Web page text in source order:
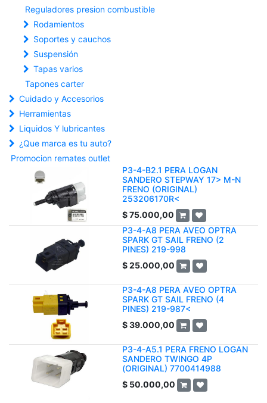
Reguladores presion combustible
Rodamientos
Soportes y cauchos
Suspensión
Tapas varios
Tapones carter
Cuidado y Accesorios
Herramientas
Liquidos Y lubricantes
¿Que marca es tu auto?
Promocion remates outlet
P3-4-B2.1 PERA LOGAN
SANDERO STEPWAY 17> M-N
FRENO (ORIGINAL)
253206170R<
$75.000,00
P3-4-A8 PERA AVEO OPTRA
SPARK GT SAIL FRENO (2
PINES) 219-998
$25.000,00
P3-4-A8 PERA AVEO OPTRA
SPARK GT SAIL FRENO (4
PINES) 219-987<
$39.000,00
P3-4-A5.1 PERA FRENO LOGAN
SANDERO TWINGO 4P
(ORIGINAL) 7700414988
$ 50.000,00